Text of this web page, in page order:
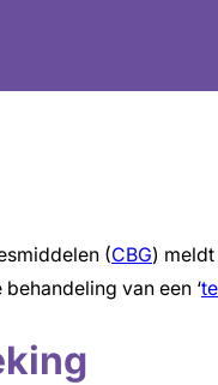
(CBG)
van een ‘